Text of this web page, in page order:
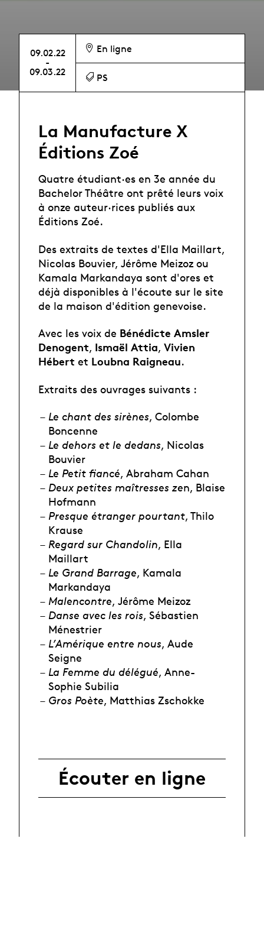
09.02.22
-
09.03.22
En ligne
PS
La Manufacture X
Éditions Zoé
Quatre étudiant·es en 3e année du
Bachelor Théâtre ont prêté leurs voix
à onze auteur·rices publiés aux
Éditions Zoé.
Des extraits de textes d'Ella Maillart,
Nicolas Bouvier, Jérôme Meizoz ou
Kamala Markandaya sont d'ores et
déjà disponibles à l'écoute sur le site
de la maison d'édition genevoise.
Avec les voix de Bénédicte Amsler
Denogent, Ismaël Attia, Vivien
Hébert et Loubna Raigneau.
Extraits des ouvrages suivants :
Le chant des sirènes, Colombe
Boncenne
Le dehors et le dedans, Nicolas
Bouvier
Le Petit fiancé, Abraham Cahan
Deux petites maîtresses zen, Blaise
Hofmann
Presque étranger pourtant, Thilo
Krause
Regard sur Chandolin, Ella
Maillart
Le Grand Barrage, Kamala
Markandaya
Malencontre, Jérôme Meizoz
Danse avec les rois, Sébastien
Ménestrier
L’Amérique entre nous, Aude
Seigne
La Femme du délégué, Anne-
Sophie Subilia
Gros Poète, Matthias Zschokke
Écouter en ligne